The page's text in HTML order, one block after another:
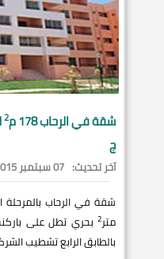
شقة فيالرحاب178 م 2
ج
آخر تحديث: 07 سبتمبر 2015
شقة في الرحاب بالمرحلة
متر2
بالطابق الرابع تشطيب الشركة